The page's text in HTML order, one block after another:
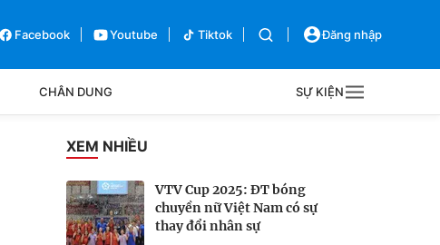
Facebook Youtube Tiktok Đăng nhập
CHÂN DUNG SỰ KIỆN
Bên lề
XEM NHIỀU
VTV Cup 2025: ĐT bóng
chuyền nữ Việt Nam có sự
thay đổi nhân sự